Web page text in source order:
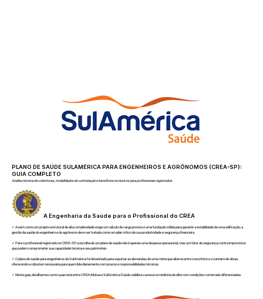
PLANO DE SAÚDE SULAMÉRICA PARA ENGENHEIROS E AGRÔNOMOS (CREA-SP):
GUIA COMPLETO
Análise técnica de coberturas, modalidades de contratação e benefícios exclusivos para profissionais registrados
A Engenharia da Saúde para o Profissional do CREA
✓ Assim como um projeto estrutural de alta complexidade exige um cálculo de carga preciso e uma fundação sólida para garantir a estabilidade de uma edificação, a
gestão da saúde do engenheiro e do agrônomo deve ser tratada como um pilar crítico de sua produtividade e segurança financeira.
✓ Para o profissional registrado no CREA-SP, a escolha de um plano de saúde não é apenas uma despesa operacional, mas um fator de segurança contra imprevistos
que podem comprometer sua capacidade técnica e seu patrimônio.
✓ O plano de saúde para engenheiros da SulAmérica foi desenhado para suportar as demandas de uma rotina que alterna entre o escritório e o canteiro de obras,
oferecendo a robustez necessária para quem lida diariamente com prazos e responsabilidades técnicas.
✓ Neste guia, detalhamos como a parceria entre CREA/Mútua e SulAmérica Saúde viabiliza o acesso à medicina de elite com condições comerciais diferenciadas.